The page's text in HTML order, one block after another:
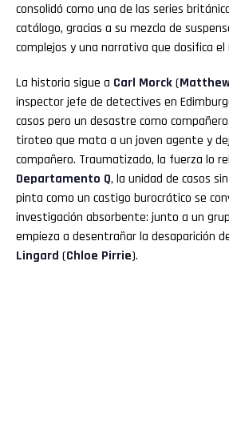
consolidó como una de las series
catálogo, gracias a su mezcla de
complejos y una narrativa que dosifica
La historia sigue a Carl Morck(
inspector jefe de detectives en
casos pero un desastre como
tiroteo que mata a un joven agente y
compañero. Traumatizado, la fuerza lo
Departamento Q, la unidad de casos
pinta como un castigo burocrático se
investigación absorbente: junto a un
empieza a desentrañar la desaparición
Lingard (Chloe Pirrie).